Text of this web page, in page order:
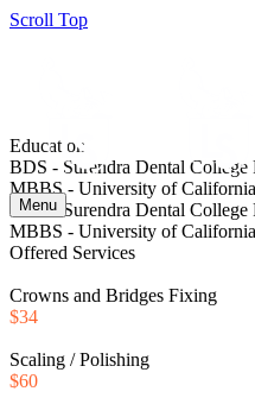
Scroll Top
Menu
Education
BDS - Surendra Dental College
MBBS - University of
BDS - Surendra Dental College
MBBS - University of
Offered Services
Crowns and Bridges Fixing
$34
Scaling / Polishing
$60